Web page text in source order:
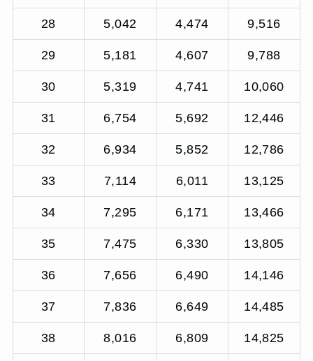
28 5,042 4,474 9,516
29 5,181 4,607 9,788
30 5,319 4,741 10,060
31 6,754 5,692 12,446
32 6,934 5,852 12,786
33 7,114 6,011 13,125
34 7,295 6,171 13,466
35 7,475 6,330 13,805
36 7,656 6,490 14,146
37 7,836 6,649 14,485
38 8,016 6,809 14,825